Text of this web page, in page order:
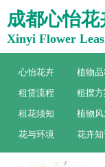
成都心怡花
Xinyi Flower
心怡花卉 植物
租赁流程
租摆
租花须知
植物
花与环境
花卉